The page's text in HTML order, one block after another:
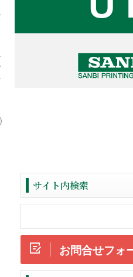
サイト内検索
お問合せフォ